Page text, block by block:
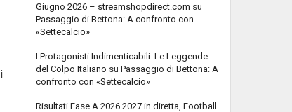
Giugno 2026 – streamshopdirect.com su
Passaggio di Bettona: A confronto con
«Settecalcio»
I Protagonisti Indimenticabili: Le Leggende
del Colpo Italiano su Passaggio di Bettona: A
confronto con «Settecalcio»
Risultati Fase A 2026 2027 in diretta, Football